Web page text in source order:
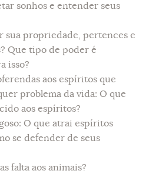
sonhos e entender seus
sua propriedade, pertences e
Que tipo de poder é
isso?
aos espíritos que
problema da vida: O que
aos espíritos?
O que atrai espíritos
se defender de seus
falta aos animais?